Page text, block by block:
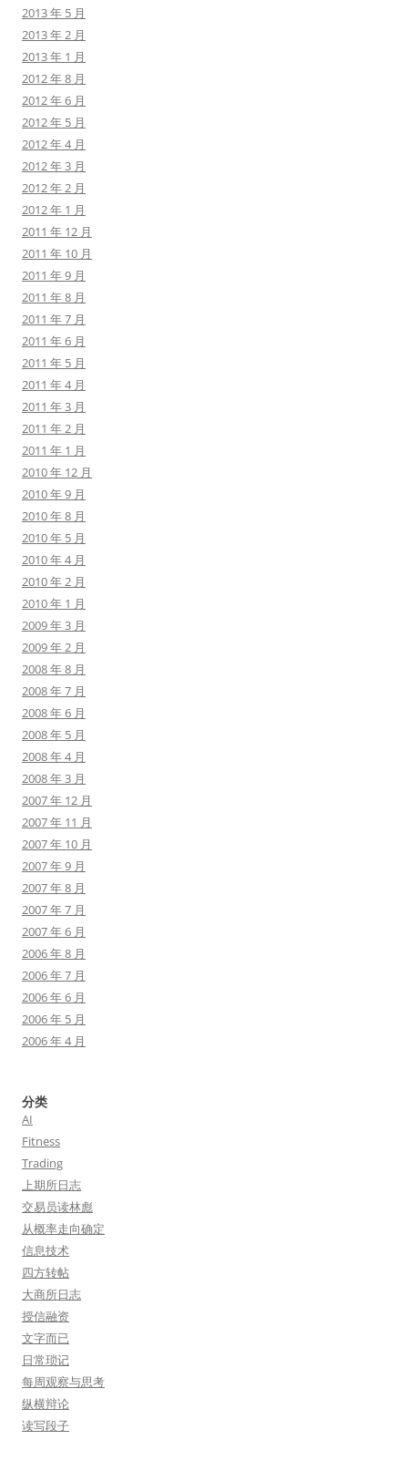
2013 年 5 月
2013 年 2 月
2013 年 1 月
2012 年 8 月
2012 年 6 月
2012 年 5 月
2012 年 4 月
2012 年 3 月
2012 年 2 月
2012 年 1 月
2011 年 12 月
2011 年 10 月
2011 年 9 月
2011 年 8 月
2011 年 7 月
2011 年 6 月
2011 年 5 月
2011 年 4 月
2011 年 3 月
2011 年 2 月
2011 年 1 月
2010 年 12 月
2010 年 9 月
2010 年 8 月
2010 年 5 月
2010 年 4 月
2010 年 2 月
2010 年 1 月
2009 年 3 月
2009 年 2 月
2008 年 8 月
2008 年 7 月
2008 年 6 月
2008 年 5 月
2008 年 4 月
2008 年 3 月
2007 年 12 月
2007 年 11 月
2007 年 10 月
2007 年 9 月
2007 年 8 月
2007 年 7 月
2007 年 6 月
2006 年 8 月
2006 年 7 月
2006 年 6 月
2006 年 5 月
2006 年 4 月
分类
AI
Fitness
Trading
上期所日志
交易员读林彪
从概率走向确定
信息技术
四方转帖
大商所日志
授信融资
文字而已
日常琐记
每周观察与思考
纵横辩论
读写段子